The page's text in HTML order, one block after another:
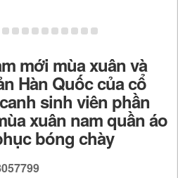
mới mùa xuân và
Hàn Quốc của cổ
sinh viên phần
xuân nam quần áo
bóng chày